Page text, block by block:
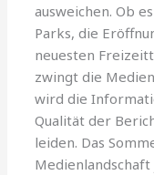
ausweichen. Ob
Parks, die
neuesten
zwingt die
wird die
Qualität der
leiden. Das